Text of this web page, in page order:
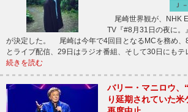
Ｊ
尾崎世界観が、NHK
TV『#8月31日の夜に。
が決定した。 尾崎は今年で4回目となるMCを務め、
とライブ配信、29日はラジオ番組、そして30日にも
続きを読む
バリー・マニロウ、
り延期されていた